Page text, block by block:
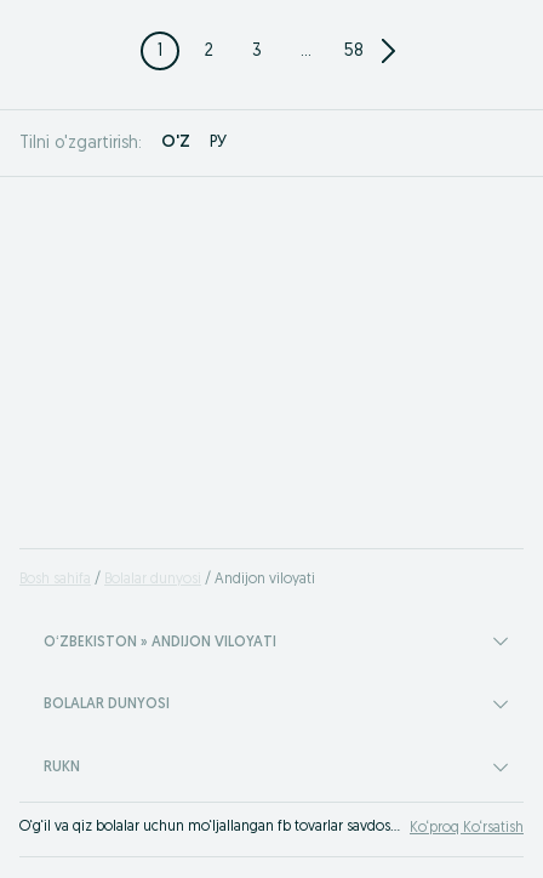
1 2 3 ... 58
Tilni o'zgartirish: O'Z РУ
Bosh sahifa Bolalar dunyosi Andijon viloyati
OʻZBEKISTON » ANDIJON VILOYATI
BOLALAR DUNYOSI
RUKN
O‘g‘il va qiz bolalar uchun mo‘ljallangan fb tovarlar savdosi OLX.uz Andijon viloyati e‘lonlar taxtasida. Farzandingiz uchun turli xil tovarlarni eng yaxshi narxlarda OLXda (avvalgi Torg) xarid qiling! Ko‘proq Ko‘rsatish